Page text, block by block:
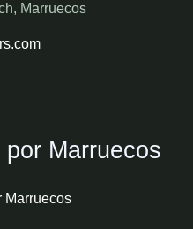
Marruecos
Marruecos
Marruecos